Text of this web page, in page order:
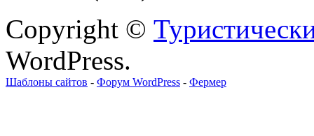
Copyright ©
WordPress.
Шаблоны сайтов - Форум WordPress - Фермер